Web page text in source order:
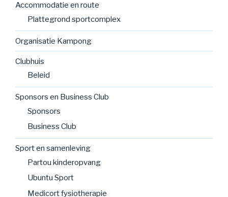
Accommodatie en route
Plattegrond sportcomplex
Organisatie Kampong
Clubhuis
Beleid
Sponsors en Business Club
Sponsors
Business Club
Sport en samenleving
Partou kinderopvang
Ubuntu Sport
Medicort fysiotherapie